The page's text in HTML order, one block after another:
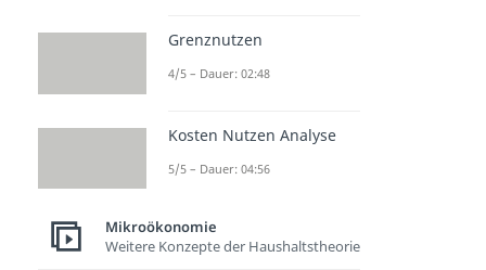
Grenznutzen
4/5 – Dauer: 02:48
Kosten Nutzen Analyse
5/5 – Dauer: 04:56
Mikroökonomie
Weitere Konzepte der Haushaltstheorie